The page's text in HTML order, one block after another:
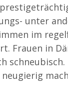
unter
im
Frauen in
schneubisch.
neugierig